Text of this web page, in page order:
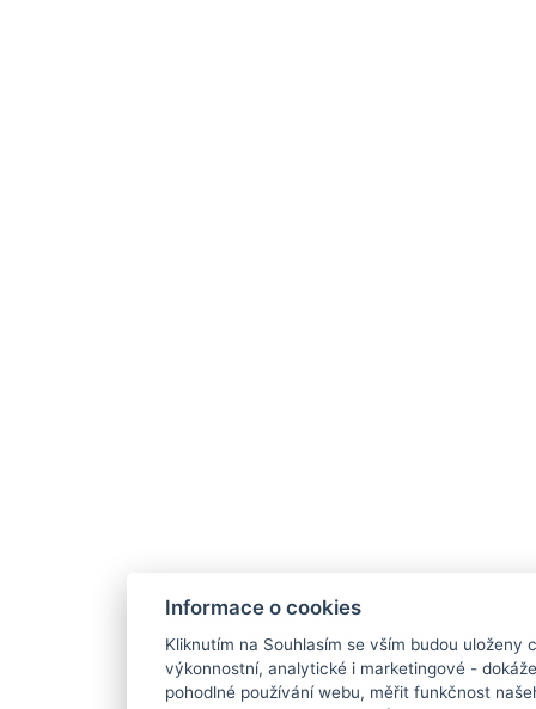
Informace o cookies
Kliknutím na Souhlasím se vším budou uloženy
výkonnostní, analytické i marketingové -
pohodlné používání webu, měřit funkčnost